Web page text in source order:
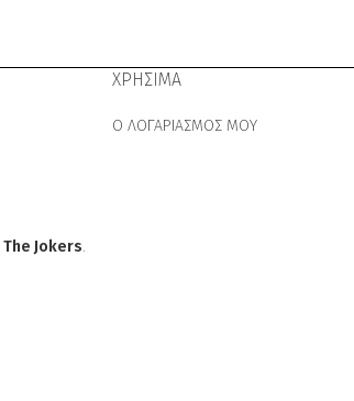
ΧΡΗΣΙΜΑ
Ο ΛΟΓΑΡΙΑΣΜΟΣ ΜΟΥ
The Jokers.